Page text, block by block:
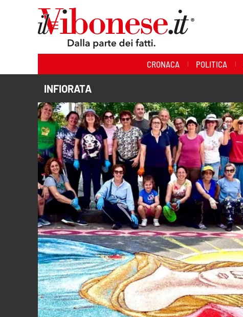
Economia e Lavoro
Streaming
CRONACA POLITICA
INFIORATA